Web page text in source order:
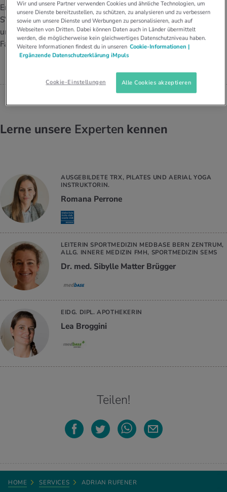
& Intoleranzen
THEMEN IM BEREICH BEWEGUNG
Kalorienverbrauch berechnen
Personal Health Coaching
THEMEN IM BEREICH ENTSPANNUNG
Personal Health Coaching
THEMEN IM BEREICH SERVICES
Angebote
Tools, Test & Quizze
ERNÄHRUNGSBERATER MSC UND
PRÄSIDENT DES
SCHWEIZERISCHEN VERBANDS
DER
ERNÄHRUNGSBERATER/INNEN
SVDE
Ernährungsberater/innen
SVDE und Dozent Ernährung
und Diätetik an der
Fachhochschule Bern.
Lerne unsere Experten kennen
AUSGEBILDETE TRX, PILATES UND AERIAL YOGA
INSTRUKTORIN.
Romana Perrone
LEITERIN SPORTMEDIZIN MEDBASE BERN ZENTRUM,
ALLG. INNERE MEDIZIN FMH, SPORTMEDIZIN SEMS
Dr. med. Sibylle Matter Brügger
EIDG. DIPL. APOTHEKERIN
Lea Broggini
Teilen!
HOME SERVICES ADRIAN RUFENER
Wir und unsere Partner verwenden Cookies und ähnliche Technologien, um
unsere Dienste bereitzustellen, zu schützen, zu analysieren und zu verbessern
sowie um unsere Dienste und Werbungen zu personalisieren, auch auf
Webseiten von Dritten. Dabei können Daten auch in Länder übermittelt
werden, die möglicherweise kein gleichwertiges Datenschutzniveau haben.
Weitere Informationen findest du in unseren Cookie-Informationen |
Ergänzende Datenschutzerklärung iMpuls
Cookie-Einstellungen Alle Cookies akzeptieren